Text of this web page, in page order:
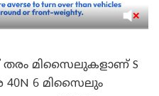
തരം മിസൈലുകളാണ് S
40N 6 മിസൈലും